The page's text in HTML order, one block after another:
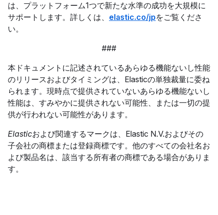
は、プラットフォーム1つで新たな水準の成功を大規模に
サポートします。詳しくは、 elastic.co/jpをご覧くださ
い。
###
本ドキュメントに記述されているあらゆる機能ないし性能
のリリースおよびタイミングは、Elasticの単独裁量に委ね
られます。現時点で提供されていないあらゆる機能ないし
性能は、すみやかに提供されない可能性、または一切の提
供が行われない可能性があります。
Elasticおよび関連するマークは、Elastic N.V.およびその
子会社の商標または登録商標です。他のすべての会社名お
よび製品名は、該当する所有者の商標である場合がありま
す。